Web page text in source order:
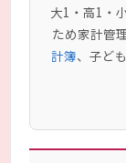
大1・高1・
ため家計管
計簿、子ど